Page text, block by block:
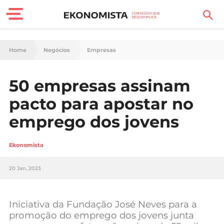
Finanças Pessoais
Carreira
Casa
Lifestyle
Sociedade
Negócios
Home Negócios Empresas
50 empresas assinam
pacto para apostar no
emprego dos jovens
Ekonomista
20 Jan, 2023
Iniciativa da Fundação José Neves para a
promoção do emprego dos jovens junta